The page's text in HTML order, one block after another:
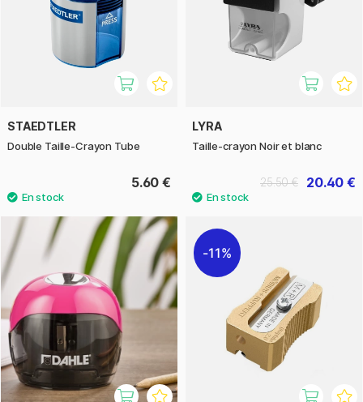
STAEDTLER
Double Taille-Crayon Tube
5.60 €
LYRA
Taille-crayon Noir et blanc
20.40 €
25.50 €
11%